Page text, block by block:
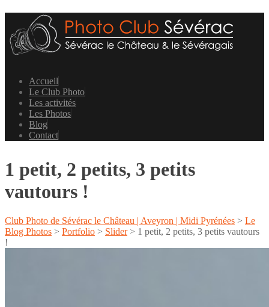
Accueil
Le Club Photo
Les activités
Les Photos
Blog
Contact
1 petit, 2 petits, 3 petits
vautours !
Club Photo de Sévérac le Château | Aveyron | Midi Pyrénées > Le
Blog Photos > Portfolio > Slider> 1 petit, 2 petits, 3 petits vautours
!